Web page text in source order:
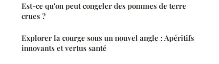
Est-ce qu'on peut congeler des pommes de terre
crues ?
Explorer la courge sous un nouvel angle : Apéritifs
innovants et vertus santé